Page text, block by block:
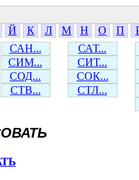
Й К Л М Н О П
САН...
САТ...
СИМ...
СИТ...
СОД...
СОК...
СТВ... СТЛ...